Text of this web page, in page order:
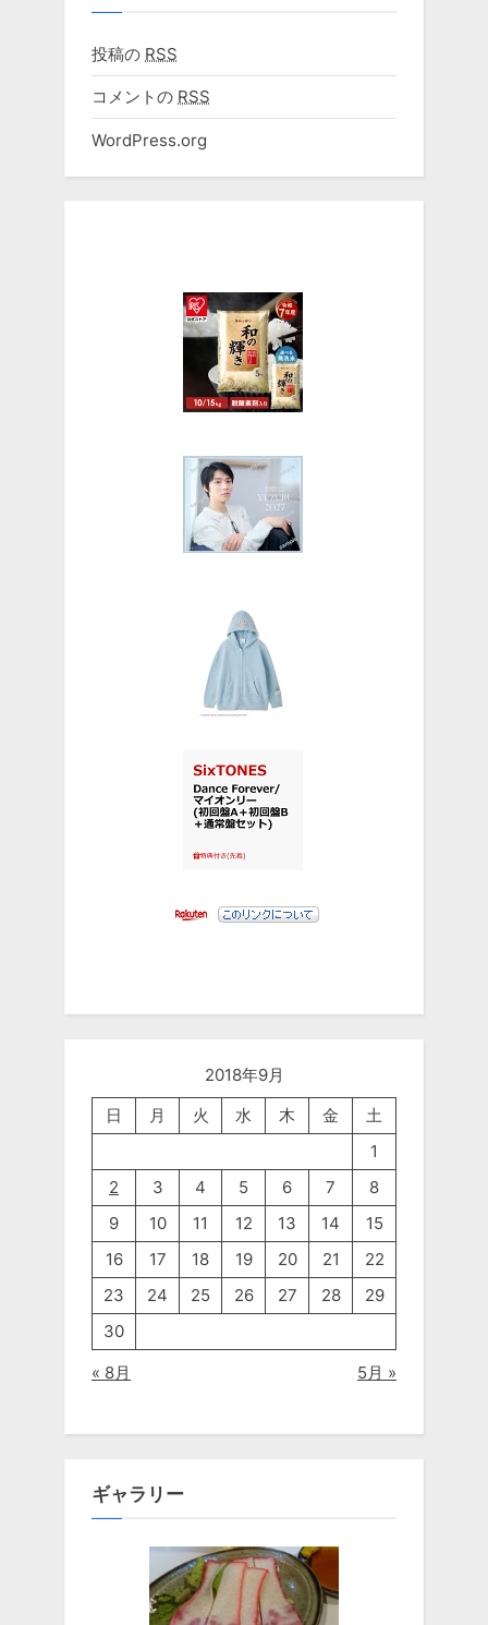
投稿の RSS
コメントの RSS
WordPress.org
2018年9月
日
月 火 水 木 金
土
1
2
3 4 5 6 7
8
9
10 11 12 13 14
15
16
17 18 19 20 21
22
23
24 25 26 27 28
29
30
« 8月
5月 »
ギャラリー